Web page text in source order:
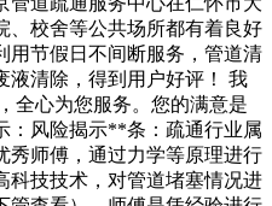
、校舍等公共场所都有着良好
用节假日不间断服务，管道清
液清除，得到用户好评！ 我
全心为您服务。您的满意是
：风险揭示**条：疏通行业属
秀师傅，通过力学等原理进行
科技技术，对管道堵塞情况进